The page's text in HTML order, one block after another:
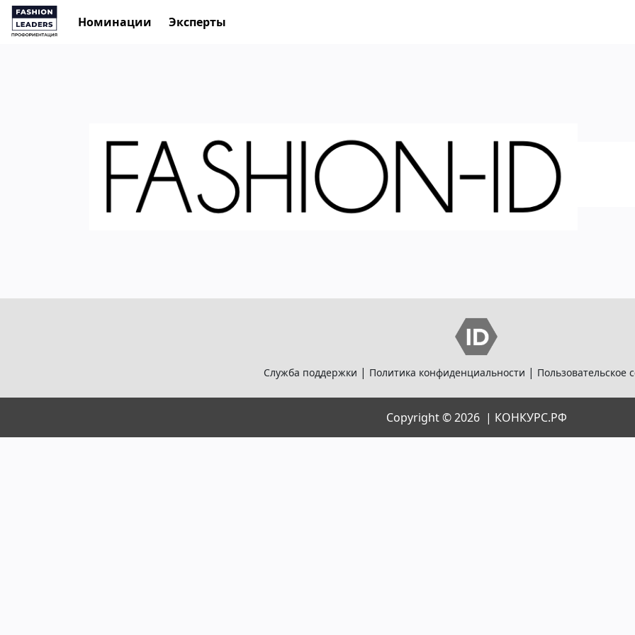
Номинации Эксперты
Служба поддержки | Политика конфиденциальности | Пользовательское
Copyright © 2026 | КОНКУРС.РФ